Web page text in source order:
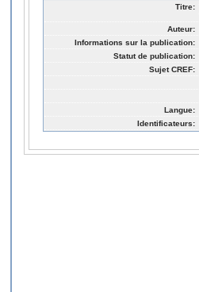
Titre:
Auteur:
Informations sur la publication:
Statut de publication:
Sujet CREF:
Langue:
Identificateurs: